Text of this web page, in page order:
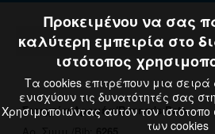
Στοιχεία Δρομέα/Runner's Data
Προκειμένου να σας
καλύτερη εμπειρία στο
ιστότοπος
Τα cookies επιτρέπουν μια σειρά
ενισχύουν τις δυνατότητές σας
Χρησιμοποιώντας αυτόν τον
των cookies